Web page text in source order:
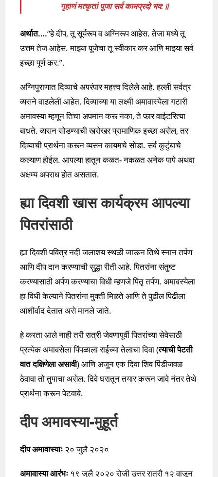
गृहाणं मत्कृतां पूजा सर्व कामप्रदो भव:॥
अर्थात….‘‘हे दीप, तू सूर्यरूप व अग्निरूप आहेस. तेजा मध्ये तू
उत्तम तेज आहेस. माझ्या पूजेचा तू स्वीकार कर आणि माझ्या सर्व
इच्छा पूर्ण कर.’’.
अग्निपुराणात दिव्याचे अपरंपार महत्त्व दिलेले आहे. हल्ली सर्वत्र
व्यसने वाढलेली आहेत. दिव्याच्या या लक्ष्मी अमावास्येला गटारी
अमावस्या म्हणून तिचा अपमान करू नका, ते फार वाईटरित्या
बाधते. व्यसन सोडण्याची खरोखर प्रामाणिक इच्छा असेल, तर
दिव्याची प्रार्थना करून व्यसन कायमचे सोडा. सर्व कुटुंबाचे
कल्याण होईल. आपल्या हातून कळत- नकळत अनेक पापे अथवा
अक्षम्य अपराध होत असतात.
ह्या दिवशी खास कार्यक्रम आपल्या
पितरांसाठी
ह्या दिवशी पवित्र नदी जलाशय स्थळी जाऊन तिथे स्नान तर्पण
आणि दीप दान करण्याची सुद्धा रीती आहे. पितरांना संतुष्ट
करण्यासाठी अर्पण करण्याचा विधी म्हणजे पितृ तर्पण. अमावस्येला
हा विधी केल्याने पितरांना मुक्ती मिळते आणि ते पुढील पिढीला
आशीर्वाद देतात असे मानले जाते.
हे करता आले नाही तरी रात्री जेवणापूर्वी पितरांच्या सेवेसाठी
प्रत्येक अमावसेला पिंपळाला राईच्या तेलाचा दिवा (त्याची पेटती
वात दक्षिणेला असावी) आणि अजून एक दिवा शिव पिंडीजवळ
ठेवावा तो तुपाचा असेल. दिवे घरातून तयार करून जावे नंतर तेथे
प्रार्थना करून पेटवावे.
दीप अमावस्या-मुहूर्त
दीप अमावास्याः २० जुलै २०२०
अमावास्या आरंभः १९ जुलै २०२० रोजी उत्तर रात्रौ १२ वाजून